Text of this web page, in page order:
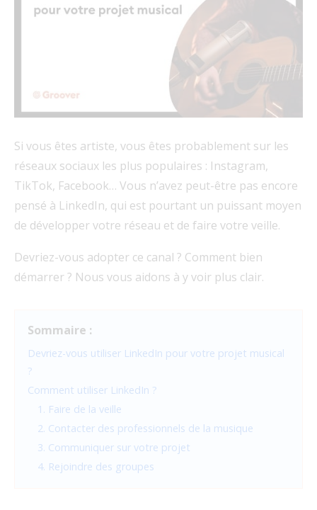
Si vous êtes artiste, vous êtes probablement sur les
réseaux sociaux les plus populaires : Instagram,
TikTok, Facebook… Vous n’avez peut-être pas encore
pensé à LinkedIn, qui est pourtant un puissant moyen
de développer votre réseau et de faire votre veille.
Devriez-vous adopter ce canal ? Comment bien
démarrer ? Nous vous aidons à y voir plus clair.
Sommaire :
Devriez-vous utiliser LinkedIn pour votre projet musical
?
Comment utiliser LinkedIn ?
1. Faire de la veille
2. Contacter des professionnels de la musique
3. Communiquer sur votre projet
4. Rejoindre des groupes